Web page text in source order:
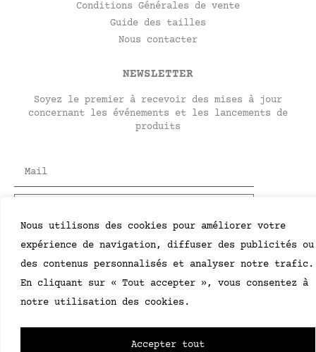
Conditions Générales de vente
Guide des tailles
Nous contacter
NEWSLETTER
Soyez le premier à recevoir des mises à jour
concernant les événements et les lancements de
produits